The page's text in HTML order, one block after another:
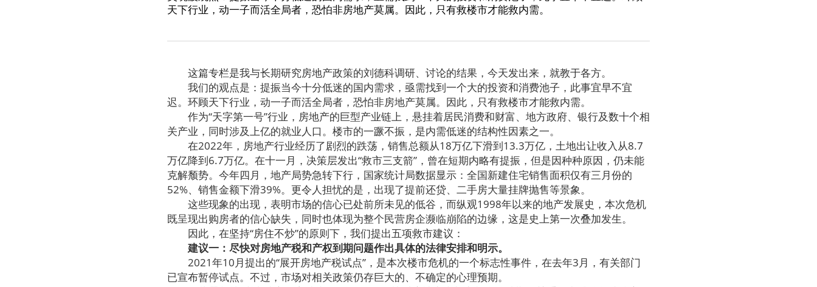
天下行业，动一子而活全局者，恐怕非房地产莫属。因此，只有救楼市才能救内需。
这篇专栏是我与长期研究房地产政策的刘德科调研、讨论的结果，今天发出来，就教于各方。
我们的观点是：提振当今十分低迷的国内需求，亟需找到一个大的投资和消费池子，此事宜早不宜
迟。环顾天下行业，动一子而活全局者，恐怕非房地产莫属。因此，只有救楼市才能救内需。
作为“天字第一号”行业，房地产的巨型产业链上，悬挂着居民消费和财富、地方政府、银行及数十个相
关产业，同时涉及上亿的就业人口。楼市的一蹶不振，是内需低迷的结构性因素之一。
在2022年，房地产行业经历了剧烈的跌荡，销售总额从18万亿下滑到13.3万亿，土地出让收入从8.7
万亿降到6.7万亿。在十一月，决策层发出“救市三支箭”，曾在短期内略有提振，但是因种种原因，仍未能
克解颓势。今年四月，地产局势急转下行，国家统计局数据显示：全国新建住宅销售面积仅有三月份的
52%、销售金额下滑39%。更令人担忧的是，出现了提前还贷、二手房大量挂牌抛售等景象。
这些现象的出现，表明市场的信心已处前所未见的低谷，而纵观1998年以来的地产发展史，本次危机
既呈现出购房者的信心缺失，同时也体现为整个民营房企濒临崩陷的边缘，这是史上第一次叠加发生。
因此，在坚持“房住不炒”的原则下，我们提出五项救市建议：
建议一：尽快对房地产税和产权到期问题作出具体的法律安排和明示。
2021年10月提出的“展开房地产税试点”，是本次楼市危机的一个标志性事件，在去年3月，有关部门
已宣布暂停试点。不过，市场对相关政策仍存巨大的、不确定的心理预期。